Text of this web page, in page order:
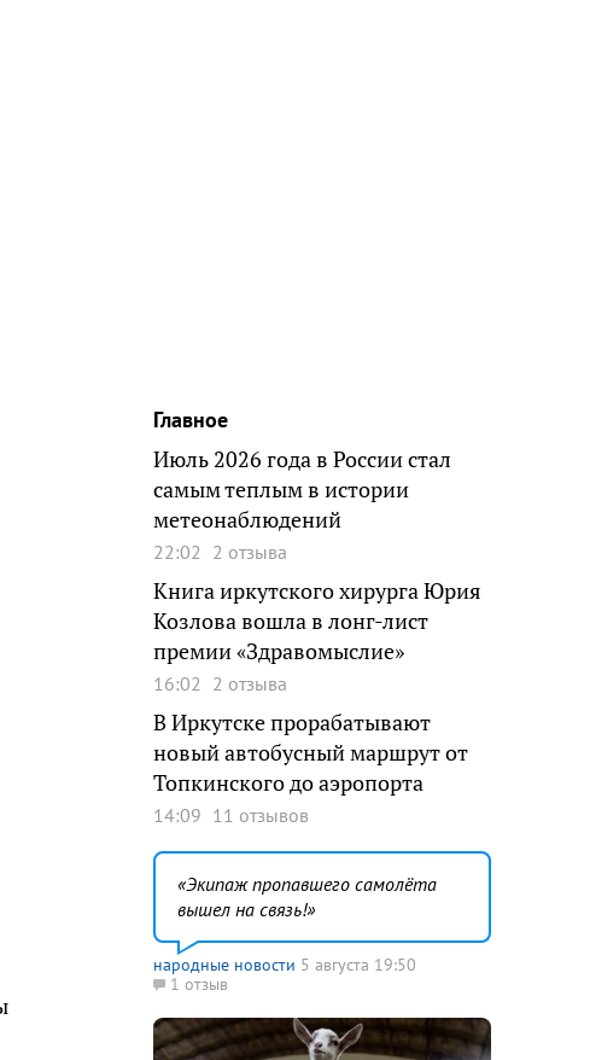
Главное
Июль 2026 года в России стал
самым теплым в истории
метеонаблюдений
22:02 2 отзыва
Книга иркутского хирурга Юрия
Козлова вошла в лонг-лист
премии «Здравомыслие»
16:02 2 отзыва
В Иркутске прорабатывают
новый автобусный маршрут от
Топкинского до аэропорта
14:09 11 отзывов
Экипаж пропавшего самолёта
вышел на связь!
народные новости 5 августа 19:50
1 отзыв